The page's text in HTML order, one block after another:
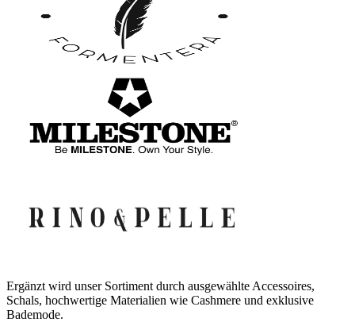
Ergänzt wird unser Sortiment durch ausgewählte Accessoires,
Schals, hochwertige Materialien wie Cashmere und exklusive
Bademode.